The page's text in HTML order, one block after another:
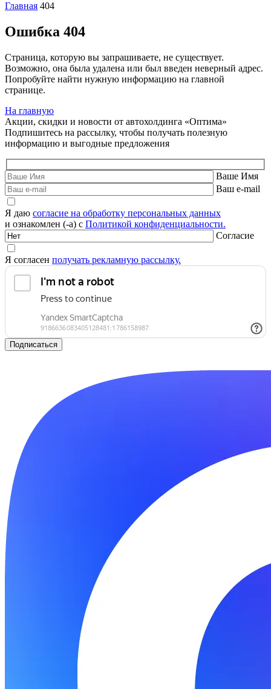
Главная 404
Ошибка 404
Страница, которую вы запрашиваете, не существует.
Возможно, она была удалена или был введен неверный адрес.
Попробуйте найти нужную информацию на главной
странице.
На главную
Акции, скидки и новости от автохолдинга «Оптима»
Подпишитесь на рассылку, чтобы получать полезную
информацию и выгодные предложения
Ваше Имя
Ваш e-mail
Я даю согласие на обработку персональных данных
и ознакомлен (-а) с Политикой конфиденциальности.
Согласие
Я согласен получать рекламную рассылку.